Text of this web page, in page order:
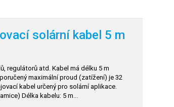
solární kabel 5 m
regulátorů atd. Kabel má délku 5 m
maximální proud (zatížení) je 32
kabel určený pro solární aplikace.
Délka kabelu: 5 m…